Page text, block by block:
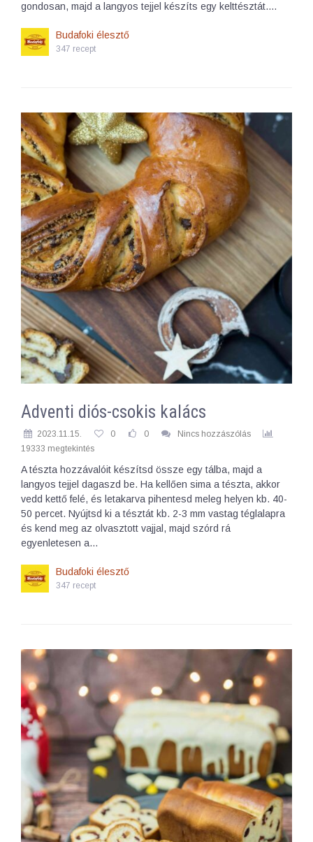
gondosan, majd a langyos tejjel készíts egy kelttésztát.…
Budafoki élesztő
347 recept
Adventi diós-csokis kalács
2023.11.15. 0 0
Nincs hozzászólás
19333 megtekintés
A tészta hozzávalóit készítsd össze egy tálba, majd a
langyos tejjel dagaszd be. Ha kellően sima a tészta, akkor
vedd kettő felé, és letakarva pihentesd meleg helyen kb. 40-
50 percet. Nyújtsd ki a tésztát kb. 2-3 mm vastag téglalapra
és kend meg az olvasztott vajjal, majd szórd rá
egyenletesen a…
Budafoki élesztő
347 recept